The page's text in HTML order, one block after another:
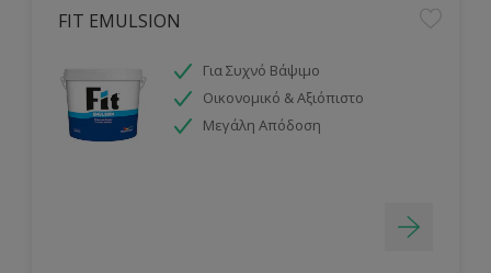
FIT EMULSION
Για Συχνό Βάψιμο
Οικονομικό & Αξιόπιστο
Μεγάλη Απόδοση